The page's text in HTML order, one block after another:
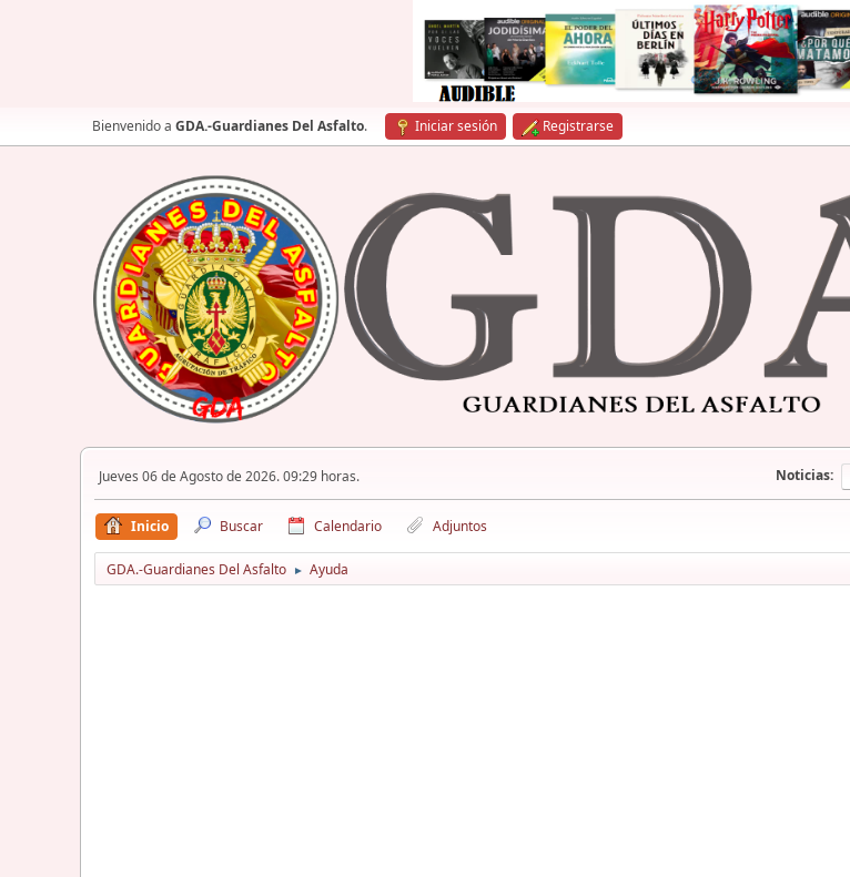
Bienvenido a GDA.-Guardianes Del Asfalto. Iniciar sesión Registrarse
Jueves 06 de Agosto de 2026. 09:29 horas. Noticias:
Inicio Buscar Calendario Adjuntos
GDA.-Guardianes Del Asfalto ► Ayuda